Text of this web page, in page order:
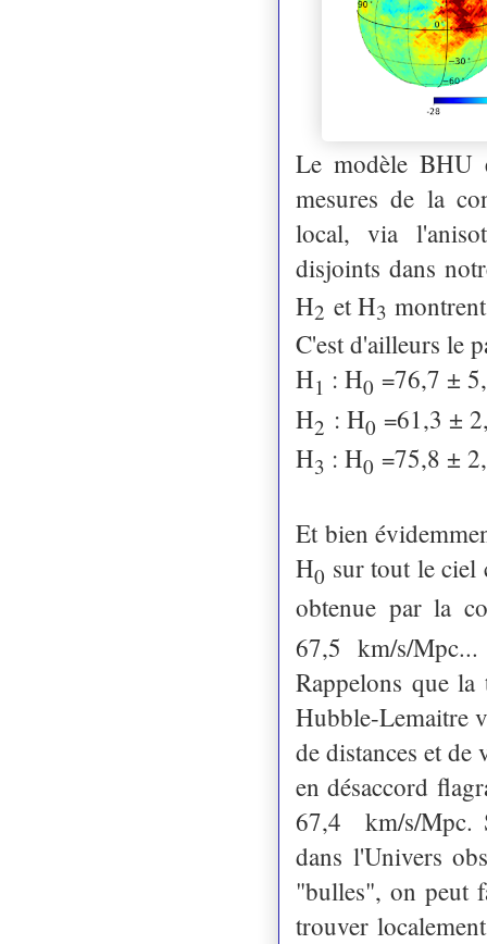
Le modèle BHU
mesures de la
local, via
disjoints dans
H2 et H3
C'est d'ailleurs le
H1 : H0 =76,7 ±
H2 : H0 =61,3 ±
H3 : H0 =75,8 ±
Et bien
H0 sur tout le ciel
obtenue par la
67,5 km/s/Mpc...
Rappelons que
Hubble-Lemaitre
de distances et
en désaccord
67,4
km/s/Mpc.
dans l'Univers
"bulles", on peut
trouver